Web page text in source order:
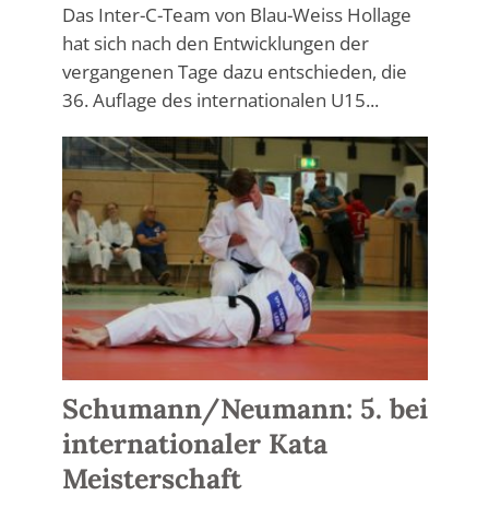
Das Inter-C-Team von Blau-Weiss Hollage
hat sich nach den Entwicklungen der
vergangenen Tage dazu entschieden, die
36. Auflage des internationalen U15...
Schumann/Neumann: 5. bei
internationaler Kata
Meisterschaft